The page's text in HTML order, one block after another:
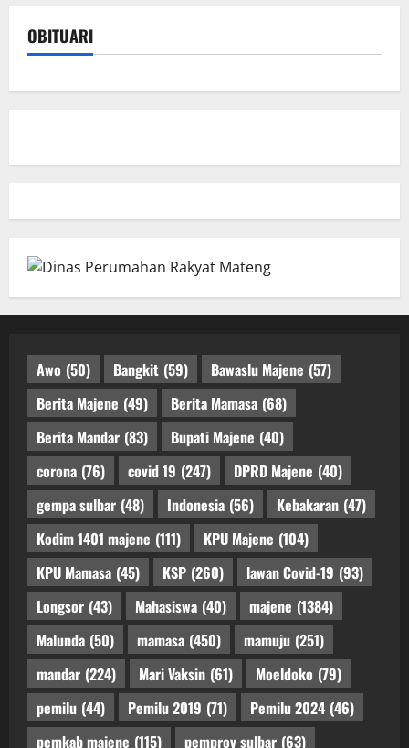
OBITUARI
Awo (50) Bangkit (59) Bawaslu Majene (57)
Berita Majene (49) Berita Mamasa (68)
Berita Mandar (83) Bupati Majene (40)
corona (76) covid 19 (247) DPRD Majene (40)
gempa sulbar (48) Indonesia (56) Kebakaran (47)
Kodim 1401 majene (111) KPU Majene (104)
KPU Mamasa (45) KSP (260) lawan Covid-19 (93)
Longsor (43) Mahasiswa (40) majene (1384)
Malunda (50) mamasa (450) mamuju (251)
mandar (224) Mari Vaksin (61) Moeldoko (79)
pemilu (44) Pemilu 2019 (71) Pemilu 2024 (46)
pemkab majene (115) pemprov sulbar (63)